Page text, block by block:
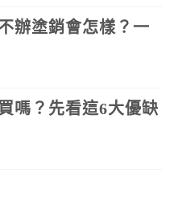
辦塗銷會怎樣？一
嗎？先看這6大優缺